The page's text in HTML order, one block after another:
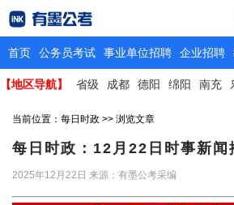
首页 公务员考试 事业单位招聘 企业招聘
【地区导航】 省级 成都 德阳 绵阳 南充
当前位置： 每日时政 >> 浏览文章
每日时政：12月22日时事新闻
2025年12月22日 来源：有墨公考采编